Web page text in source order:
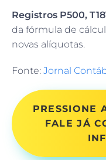
Registros P500,
da fórmula de
novas alíquotas.
Fonte: Jornal
PRESSIONE
FALE JÁ